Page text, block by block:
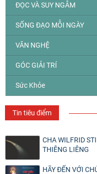
ĐỌC VÀ SUY NGẪM
SỐNG ĐẠO MỖI NGÀY
VĂN NGHỆ
GÓC GIẢI TRÍ
Sức Khỏe
Tin tiêu điểm
CHA WILFRID
THIÊNG LIÊNG
HÃY ĐẾN VỚI